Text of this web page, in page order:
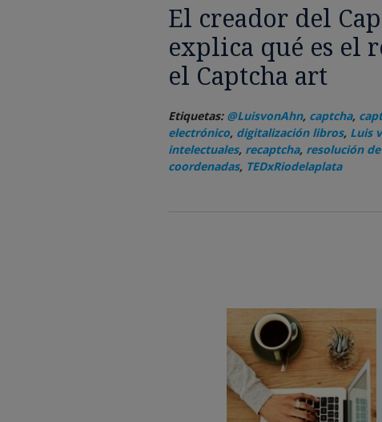
El creador del
explica qué es el
el Captcha art
Etiquetas: @LuisvonAhn, captcha,
electrónico, digitalización libros, Luis
intelectuales, recaptcha, resolución
coordenadas, TEDxRiodelaplata